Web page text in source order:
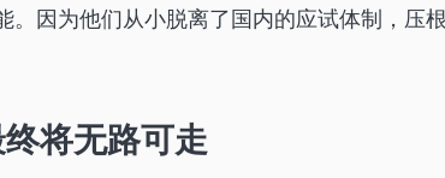
因为他们从小脱离了国内的应试体制，压
将无路可走